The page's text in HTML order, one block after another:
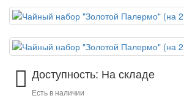
Доступность: На складе
Есть в наличии